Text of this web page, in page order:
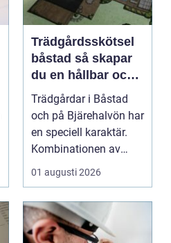
Trädgårdsskötsel
båstad så skapar
du en hållbar och
vacker trädgård på
bjäre
Trädgårdar i Båstad
och på Bjärehalvön har
en speciell karaktär.
Kombinationen av
närheten till have...
01 augusti 2026